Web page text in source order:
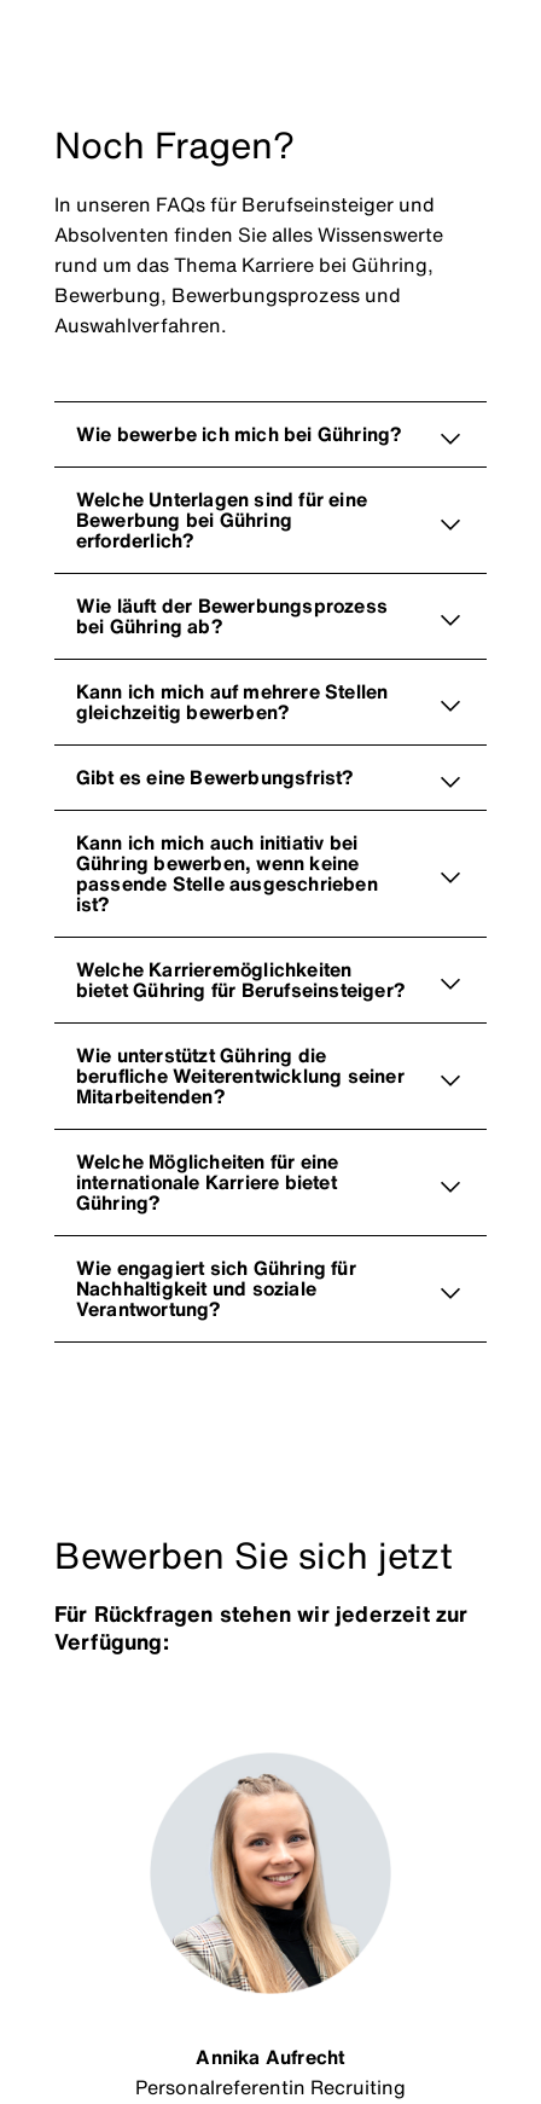
Noch Fragen?
In unseren FAQs für Berufseinsteiger und
Absolventen finden Sie alles Wissenswerte
rund um das Thema Karriere bei Gühring,
Bewerbung, Bewerbungsprozess und
Auswahlverfahren.
Wie bewerbe ich mich bei Gühring?
Welche Unterlagen sind für eine
Bewerbung bei Gühring
erforderlich?
Wie läuft der Bewerbungsprozess
bei Gühring ab?
Kann ich mich auf mehrere Stellen
gleichzeitig bewerben?
Gibt es eine Bewerbungsfrist?
Kann ich mich auch initiativ bei
Gühring bewerben, wenn keine
passende Stelle ausgeschrieben
ist?
Welche Karrieremöglichkeiten
bietet Gühring für Berufseinsteiger?
Wie unterstützt Gühring die
berufliche Weiterentwicklung seiner
Mitarbeitenden?
Welche Möglicheiten für eine
internationale Karriere bietet
Gühring?
Wie engagiert sich Gühring für
Nachhaltigkeit und soziale
Verantwortung?
Bewerben Sie sich jetzt
Für Rückfragen stehen wir jederzeit zur
Verfügung:
Annika Aufrecht
Personalreferentin Recruiting